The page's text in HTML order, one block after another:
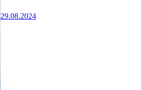
29.08.2024